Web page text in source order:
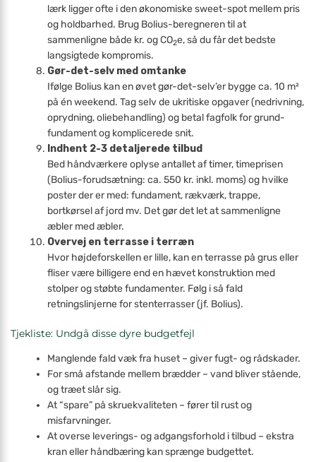
lærk ligger ofte i den økonomiske sweet-spot mellem pris
og holdbarhed. Brug Bolius-beregneren til at
sammenligne både kr. og CO2e, så du får det bedste
langsigtede kompromis.
Gør-det-selv med omtanke
Ifølge Bolius kan en øvet gør-det-selv’er bygge ca. 10 m²
på én weekend. Tag selv de ukritiske opgaver (nedrivning,
oprydning, oliebehandling) og betal fagfolk for grund­
fundament og komplicerede snit.
Indhent 2-3 detaljerede tilbud
Bed håndværkere oplyse antallet af timer, timeprisen
(Bolius-forudsætning: ca. 550 kr. inkl. moms) og hvilke
poster der er med: fundament, rækværk, trappe,
bortkørsel af jord mv. Det gør det let at sammenligne
æbler med æbler.
Overvej en terrasse i terræn
Hvor højdeforskellen er lille, kan en terrasse på grus eller
fliser være billigere end en hævet konstruktion med
stolper og støbte fundamenter. Følg i så fald
retningslinjerne for stenterrasser (jf. Bolius).
Tjekliste: Undgå disse dyre budgetfejl
Manglende fald væk fra huset – giver fugt- og rådskader.
For små afstande mellem brædder – vand bliver stående,
og træet slår sig.
At “spare” på skruekvaliteten – fører til rust og
misfarvninger.
At overse leverings- og adgangsforhold i tilbud – ekstra
kran eller håndbæring kan sprænge budgettet.